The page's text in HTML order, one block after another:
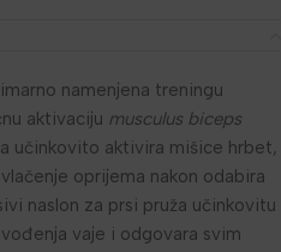
namenjena treningu
aktivaciju musculus biceps
učinkovito aktivira mišice hrbet,
oprijema nakon odabira
naslon za prsi pruža učinkovitu
vaje i odgovara svim